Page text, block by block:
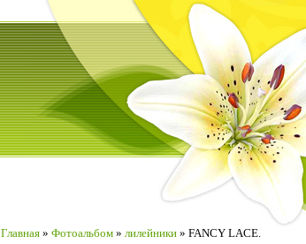
Главная » Фотоальбом » лилейники » FANCY LACE.